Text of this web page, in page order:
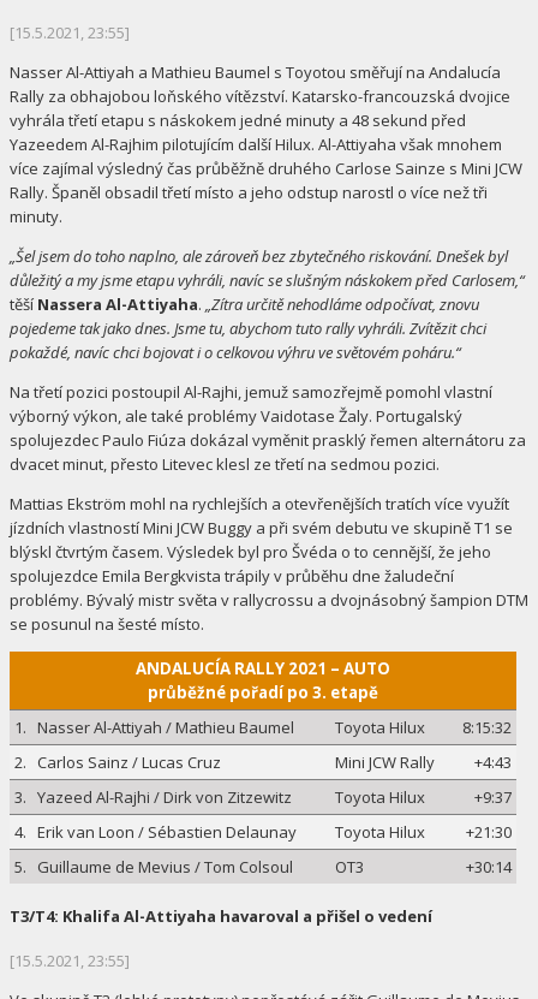
[15.5.2021, 23:55]
Nasser Al-Attiyah a Mathieu Baumel s Toyotou směřují na Andalucía
Rally za obhajobou loňského vítězství. Katarsko-francouzská dvojice
vyhrála třetí etapu s náskokem jedné minuty a 48 sekund před
Yazeedem Al-Rajhim pilotujícím další Hilux. Al-Attiyaha však mnohem
více zajímal výsledný čas průběžně druhého Carlose Sainze s Mini JCW
Rally. Španěl obsadil třetí místo a jeho odstup narostl o více než tři
minuty.
„Šel jsem do toho naplno, ale zároveň bez zbytečného riskování. Dnešek byl
důležitý a my jsme etapu vyhráli, navíc se slušným náskokem před Carlosem,“
těší Nassera Al-Attiyaha. „Zítra určitě nehodláme odpočívat, znovu
pojedeme tak jako dnes. Jsme tu, abychom tuto rally vyhráli. Zvítězit chci
pokaždé, navíc chci bojovat i o celkovou výhru ve světovém poháru.“
Na třetí pozici postoupil Al-Rajhi, jemuž samozřejmě pomohl vlastní
výborný výkon, ale také problémy Vaidotase Žaly. Portugalský
spolujezdec Paulo Fiúza dokázal vyměnit prasklý řemen alternátoru za
dvacet minut, přesto Litevec klesl ze třetí na sedmou pozici.
Mattias Ekström mohl na rychlejších a otevřenějších tratích více využít
jízdních vlastností Mini JCW Buggy a při svém debutu ve skupině T1 se
blýskl čtvrtým časem. Výsledek byl pro Švéda o to cennější, že jeho
spolujezdce Emila Bergkvista trápily v průběhu dne žaludeční
problémy. Bývalý mistr světa v rallycrossu a dvojnásobný šampion DTM
se posunul na šesté místo.
ANDALUCÍA RALLY 2021 – AUTO
průběžné pořadí po 3. etapě
1. Nasser Al-Attiyah / Mathieu Baumel Toyota Hilux
8:15:32
2. Carlos Sainz / Lucas Cruz Mini JCW Rally
+4:43
3. Yazeed Al-Rajhi / Dirk von Zitzewitz Toyota Hilux
+9:37
4. Erik van Loon / Sébastien Delaunay Toyota Hilux
+21:30
5.
Guillaume de Mevius / Tom Colsoul OT3 +30:14
T3/T4: Khalifa Al-Attiyaha havaroval a přišel o vedení
[15.5.2021, 23:55]